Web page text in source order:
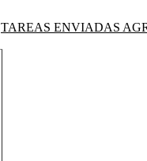
TAREAS ENVIADAS